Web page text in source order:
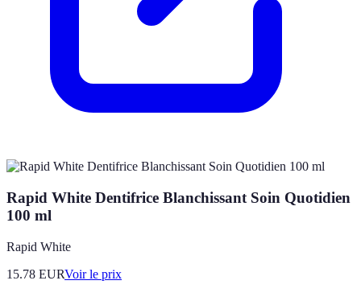
Rapid White Dentifrice Blanchissant Soin Quotidien
100 ml
Rapid White
15.78 EURVoir le prix